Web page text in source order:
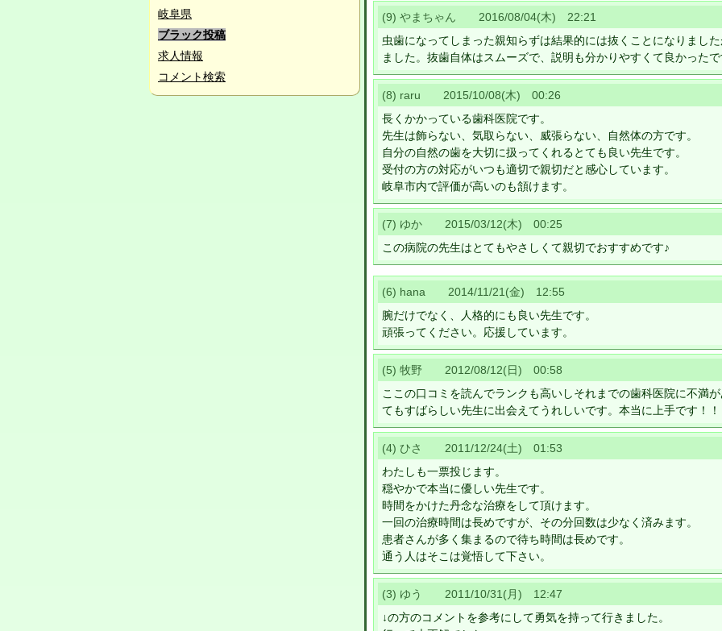
岐阜県
ブラック投稿
求人情報
コメント検索
(9) やまちゃん 2016/08/04(木) 22:21
虫歯になってしまった親知らずは結果的には抜くことになりまし
ました。抜歯自体はスムーズで、説明も分かりやすくて良かった
(8) raru 2015/10/08(木) 00:26
長くかかっている歯科医院です。
先生は飾らない、気取らない、威張らない、自然体の方です。
自分の自然の歯を大切に扱ってくれるとても良い先生です。
受付の方の対応がいつも適切で親切だと感心しています。
岐阜市内で評価が高いのも頷けます。
(7) ゆか 2015/03/12(木) 00:25
この病院の先生はとてもやさしくて親切でおすすめです♪
(6) hana 2014/11/21(金) 12:55
腕だけでなく、人格的にも良い先生です。
頑張ってください。応援しています。
(5) 牧野 2012/08/12(日) 00:58
ここの口コミを読んでランクも高いしそれまでの歯科医院に不満
てもすばらしい先生に出会えてうれしいです。本当に上手です！！
(4) ひさ 2011/12/24(土) 01:53
わたしも一票投じます。
穏やかで本当に優しい先生です。
時間をかけた丹念な治療をして頂けます。
一回の治療時間は長めですが、その分回数は少なく済みます。
患者さんが多く集まるので待ち時間は長めです。
通う人はそこは覚悟して下さい。
(3) ゆう 2011/10/31(月) 12:47
↓の方のコメントを参考にして勇気を持って行きました。